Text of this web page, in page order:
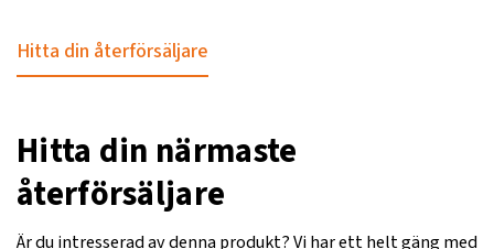
Hitta din återförsäljare
Hitta din närmaste
återförsäljare
Är du intresserad av denna produkt? Vi har ett helt gäng med